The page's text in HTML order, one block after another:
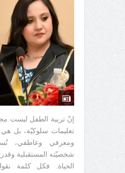
إنّ تربية الطفل ليست
تعليمات سلوكيّة، بل
ومعرفي وعاطفي،
شخصيّته المستقبلية
الحياة. فكل كلمة